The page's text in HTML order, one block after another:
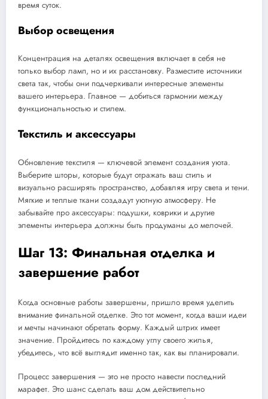
время суток.
Выбор освещения
Концентрация на деталях освещения включает в себя не
только выбор ламп, но и их расстановку. Разместите источники
света так, чтобы они подчеркивали интересные элементы
вашего интерьера. Главное — добиться гармонии между
функциональностью и стилем.
Текстиль и аксессуары
Обновление текстиля — ключевой элемент создания уюта.
Выберите шторы, которые будут отражать ваш стиль и
визуально расширять пространство, добавляя игру света и тени.
Мягкие и теплые ткани создадут уютную атмосферу. Не
забывайте про аксессуары: подушки, коврики и другие
элементы интерьера должны быть продуманы до мелочей.
Шаг 13: Финальная отделка и
завершение работ
Когда основные работы завершены, пришло время уделить
внимание финальной отделке. Это тот момент, когда ваши идеи
и мечты начинают обретать форму. Каждый штрих имеет
значение. Пройдитесь по каждому углу своего жилья,
убедитесь, что всё выглядит именно так, как вы планировали.
Процесс завершения — это не просто навести последний
марафет. Это шанс сделать ваш дом действительно